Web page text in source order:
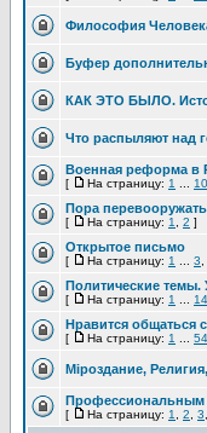
Философия
Буфер
КАК ЭТО БЫЛО.
Что распыляют над
Военная реформа в
[ На страницу: 1 10
Пора
[ На страницу: 1 2 ]
Открытое письмо
[ На страницу: 1 3
Политические темы.
[ На страницу: 1
Нравится общаться
[ На страницу: 1 54
Мiроздание,
Профессиональным
[ На страницу: 1 2 3